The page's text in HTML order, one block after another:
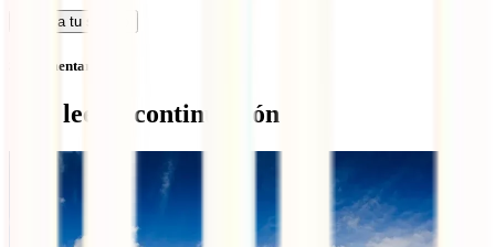
Calcula tu seguro
Sin comentarios
Qué leer a continuación